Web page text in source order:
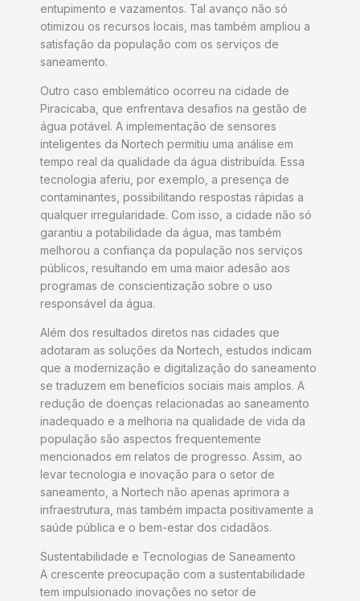
entupimento e vazamentos. Tal avanço não só
otimizou os recursos locais, mas também ampliou a
satisfação da população com os serviços de
saneamento.
Outro caso emblemático ocorreu na cidade de
Piracicaba, que enfrentava desafios na gestão de
água potável. A implementação de sensores
inteligentes da Nortech permitiu uma análise em
tempo real da qualidade da água distribuída. Essa
tecnologia aferiu, por exemplo, a presença de
contaminantes, possibilitando respostas rápidas a
qualquer irregularidade. Com isso, a cidade não só
garantiu a potabilidade da água, mas também
melhorou a confiança da população nos serviços
públicos, resultando em uma maior adesão aos
programas de conscientização sobre o uso
responsável da água.
Além dos resultados diretos nas cidades que
adotaram as soluções da Nortech, estudos indicam
que a modernização e digitalização do saneamento
se traduzem em benefícios sociais mais amplos. A
redução de doenças relacionadas ao saneamento
inadequado e a melhoria na qualidade de vida da
população são aspectos frequentemente
mencionados em relatos de progresso. Assim, ao
levar tecnologia e inovação para o setor de
saneamento, a Nortech não apenas aprimora a
infraestrutura, mas também impacta positivamente a
saúde pública e o bem-estar dos cidadãos.
Sustentabilidade e Tecnologias de Saneamento
A crescente preocupação com a sustentabilidade
tem impulsionado inovações no setor de